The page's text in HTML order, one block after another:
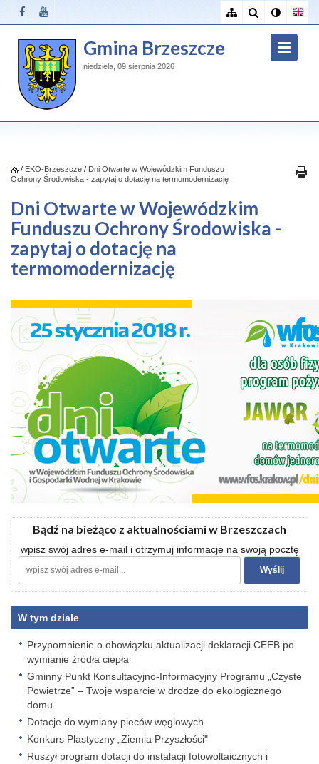
Gmina Brzeszcze
niedziela, 09 sierpnia 2026
/ EKO-Brzeszcze / Dni Otwarte w Wojewódzkim Funduszu
Ochrony Środowiska - zapytaj o dotację na termomodernizację
Dni Otwarte w Wojewódzkim
Funduszu Ochrony Środowiska -
zapytaj o dotację na
termomodernizację
Bądź na bieżąco z aktualnościami w Brzeszczach
wpisz swój adres e-mail i otrzymuj informacje na swoją pocztę
W tym dziale
Przypomnienie o obowiązku aktualizacji deklaracji CEEB po
wymianie źródła ciepła
Gminny Punkt Konsultacyjno-Informacyjny Programu „Czyste
Powietrze” – Twoje wsparcie w drodze do ekologicznego
domu
Dotacje do wymiany pieców węglowych
Konkurs Plastyczny „Ziemia Przyszłości"
Ruszył program dotacji do instalacji fotowoltaicznych i